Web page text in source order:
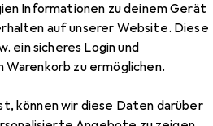
Informationen zu deinem Gerät
auf unserer Website. Diese
ein sicheres Login und
zu ermöglichen.
können wir diese Daten darüber
Rezeptbuch: Die leckersten
Rezepte für jeden
und Anlass - inkl. Gem
Maike Lamberts, 2024